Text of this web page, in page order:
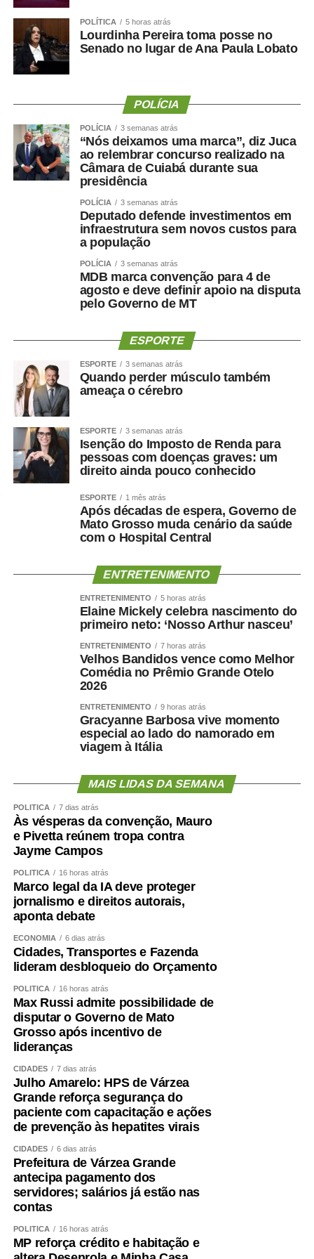
crescimento superior a 200% nas transferências entre
maio e junho, passando de 25 para 79 pacientes.
Gestão destaca eficiência e qualidade da assistência
A diretora-geral da Empresa Cuiabana de Saúde Pública,
Kelluby de Oliveira, atribuiu os resultados ao trabalho
“O protagonismo do HMC é resultado do empenho diário
de equipes multiprofissionais altamente qualificadas e de
uma gestão comprometida com a eficiência e a
humanização da assistência. Além de sermos referência
queimados, temos ampliado a oferta de cirurgias eletivas
e procedimentos especializados, garantindo mais acesso
e qualidade no atendimento prestado aos usuários do
SUS”, destacou.
Hospital amplia serviços especializados
Referência estadual em urgência, emergência,
politrauma, traumato-ortopedia e tratamento de
Queimados (CTQ), o HMC funciona em regime de portas
abertas para atendimentos de urgência e emergência.
A unidade dispõe de enfermarias adulta e infantil,
Hospital Dia, centros cirúrgicos, salas de medicação e
decisão médica, seis leitos destinados à saúde mental e
estrutura completa para assistência ambulatorial e
hospitalar.
Nos últimos meses, o hospital também ampliou a oferta
de procedimentos especializados. Entre junho e julho,
iniciou um mutirão de cirurgias de vesícula por
videolaparoscopia, com previsão de 30 procedimentos
para reduzir a fila de espera do Sistema Único de Saúde
Outra ação inédita colocou Cuiabá em destaque no
cenário nacional. O HMC promoveu um mutirão exclusivo
de cirurgias reparadoras para vítimas de queimaduras
elétricas decorrentes de acidentes de trabalho, tornando-
se a única unidade do país a realizar uma iniciativa
voltada exclusivamente para esse público.
Aproximadamente 20 pacientes foram atendidos durante
indicadores confirmam a capacidade da unidade em
atender pacientes de média e alta complexidade.
“O HMC foi concebido para ser um hospital de alta
regulados das UPAs permite que essas unidades
emergência. Contamos com equipes preparadas,
protocolos bem estabelecidos e uma estrutura capaz de
atender desde casos clínicos até situações de alta
complexidade, como politrauma, queimados e cirurgias
especializadas. Os resultados de maio e junho
demonstram que estamos cumprindo essa missão com
eficiência”, concluiu.
COMENTE ABAIXO:
WhatsApp
Facebook
Twitter
Messenger
LinkedIn
Share
POLÍTICA 5 horas atrás
Lourdinha Pereira toma posse no
Senado no lugar de Ana Paula Lobato
POLÍCIA
POLÍCIA 3 semanas atrás
“Nós deixamos uma marca”, diz Juca
ao relembrar concurso realizado na
Câmara de Cuiabá durante sua
presidência
POLÍCIA 3 semanas atrás
Deputado defende investimentos em
infraestrutura sem novos custos para
a população
POLÍCIA 3 semanas atrás
MDB marca convenção para 4 de
agosto e deve definir apoio na disputa
pelo Governo de MT
ESPORTE
ESPORTE 3 semanas atrás
Quando perder músculo também
ameaça o cérebro
ESPORTE 3 semanas atrás
Isenção do Imposto de Renda para
pessoas com doenças graves: um
direito ainda pouco conhecido
ESPORTE 1 mês atrás
Após décadas de espera, Governo de
Mato Grosso muda cenário da saúde
com o Hospital Central
ENTRETENIMENTO
ENTRETENIMENTO 5 horas atrás
Elaine Mickely celebra nascimento do
primeiro neto: ‘Nosso Arthur nasceu’
ENTRETENIMENTO 7 horas atrás
Velhos Bandidos vence como Melhor
Comédia no Prêmio Grande Otelo
2026
ENTRETENIMENTO 9 horas atrás
Gracyanne Barbosa vive momento
especial ao lado do namorado em
viagem à Itália
MAIS LIDAS DA SEMANA
POLÍTICA 7 dias atrás
Às vésperas da convenção, Mauro
e Pivetta reúnem tropa contra
Jayme Campos
POLÍTICA 16 horas atrás
Marco legal da IA deve proteger
jornalismo e direitos autorais,
aponta debate
ECONOMIA 6 dias atrás
Cidades, Transportes e Fazenda
lideram desbloqueio do Orçamento
POLÍTICA 16 horas atrás
Max Russi admite possibilidade de
disputar o Governo de Mato
Grosso após incentivo de
lideranças
CIDADES 7 dias atrás
Julho Amarelo: HPS de Várzea
Grande reforça segurança do
paciente com capacitação e ações
de prevenção às hepatites virais
CIDADES 6 dias atrás
Prefeitura de Várzea Grande
antecipa pagamento dos
servidores; salários já estão nas
contas
POLÍTICA 16 horas atrás
MP reforça crédito e habitação e